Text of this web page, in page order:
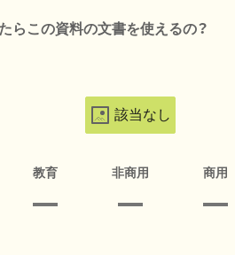
らこの資料の文書を使えるの？
該当なし
教育 非商用 商用